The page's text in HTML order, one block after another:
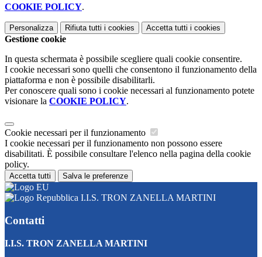
COOKIE POLICY.
Personalizza Rifiuta tutti i cookies Accetta tutti i cookies
Gestione cookie
In questa schermata è possibile scegliere quali cookie consentire.
I cookie necessari sono quelli che consentono il funzionamento della
piattaforma e non è possibile disabilitarli.
Per conoscere quali sono i cookie necessari al funzionamento potete
visionare la COOKIE POLICY.
Cookie necessari per il funzionamento
I cookie necessari per il funzionamento non possono essere
disabilitati. È possibile consultare l'elenco nella pagina della cookie
policy.
Accetta tutti Salva le preferenze
I.I.S. TRON ZANELLA MARTINI
Contatti
I.I.S. TRON ZANELLA MARTINI